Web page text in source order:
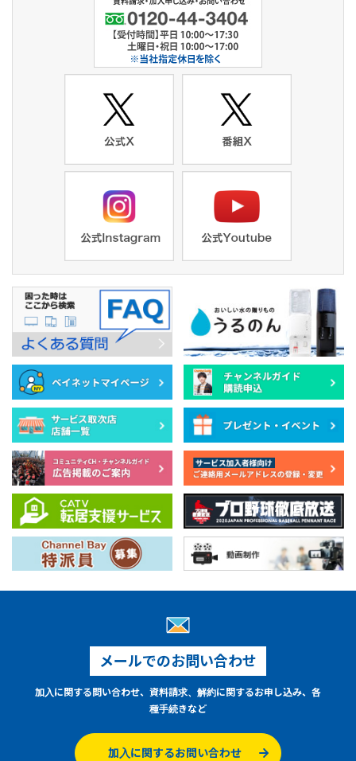
メールでのお問い合わせ
加入に関する問い合わせ、資料請求、解約に関するお申し込み、各
種手続きなど
加入に関するお問い合わせ